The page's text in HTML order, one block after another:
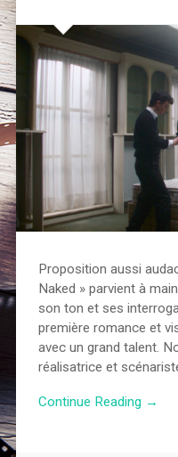
Proposition aussi
Naked » parvient à
son ton et ses
première romance et
avec un grand talent.
réalisatrice et
Continue Reading →